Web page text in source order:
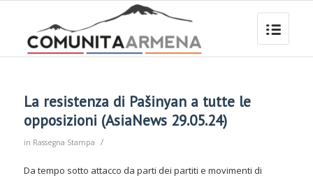
La resistenza di Pašinyan a tutte le
opposizioni (AsiaNews 29.05.24)
in Rassegna Stampa /
Da tempo sotto attacco da parti dei partiti e movimenti di